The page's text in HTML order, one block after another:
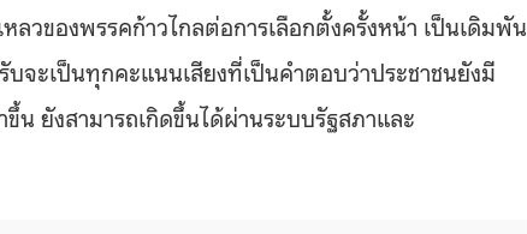
ลวของพรรคก้าวไกลต่อการเลือกตั้งครั้งหน้า เป็นเดิมพัน
จะเป็นทุกคะแนนเสียงที่เป็นคำตอบว่าประชาชนยังมี
น ยังสามารถเกิดขึ้นได้ผ่านระบบรัฐสภาและ